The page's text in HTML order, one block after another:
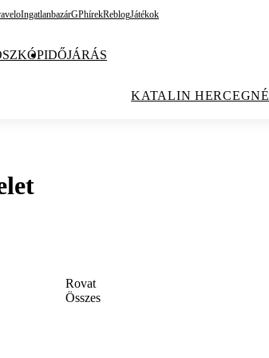
IngatlanbazárGPhírekReblogJátékok
IDŐJÁRÁS
KATALIN HERCEGNÉ
Rovat
Összes